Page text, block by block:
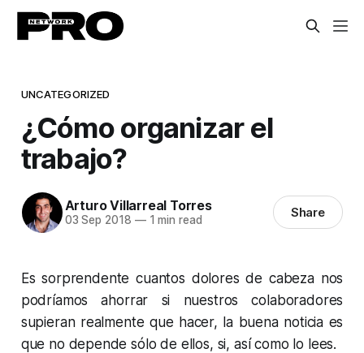
UNCATEGORIZED
¿Cómo organizar el
trabajo?
Arturo Villarreal Torres
03 Sep 2018 —1 min read Share
Es sorprendente cuantos dolores de cabeza nos
podríamos ahorrar si nuestros colaboradores
supieran realmente que hacer, la buena noticia es
que no depende sólo de ellos, si, así como lo lees.